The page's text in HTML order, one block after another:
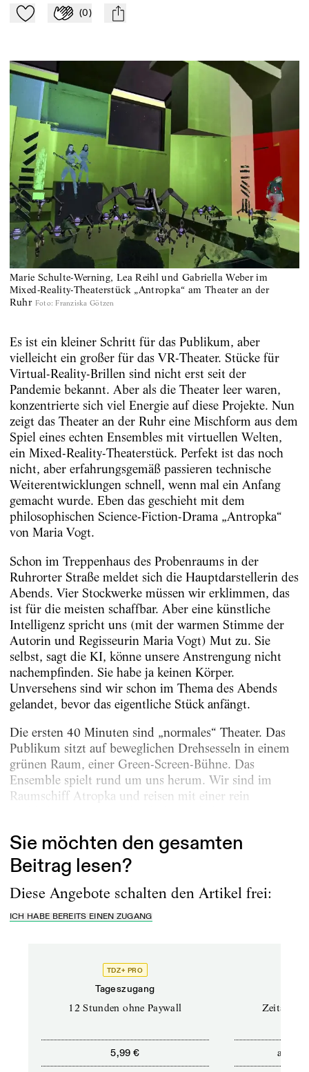
Zu Mein-TdZ hinzufügen
Applaudieren
(0) mail
Marie Schulte-Werning, Lea Reihl und Gabriella Weber im
Mixed-Reality-Theaterstück „Antropka“ am Theater an der
Ruhr Foto: Franziska Götzen
Es ist ein kleiner Schritt für das Publikum, aber
vielleicht ein großer für das VR-Theater. Stücke für
Virtual-Reality-Brillen sind nicht erst seit der
Pandemie bekannt. Aber als die Theater leer waren,
konzentrierte sich viel Energie auf diese Projekte. Nun
zeigt das Theater an der Ruhr eine Mischform aus dem
Spiel eines echten Ensembles mit virtuellen Welten,
ein Mixed-Reality-Theaterstück. Perfekt ist das noch
nicht, aber erfahrungsgemäß passieren technische
Weiterentwicklungen schnell, wenn mal ein Anfang
gemacht wurde. Eben das geschieht mit dem
philosophischen Science-Fiction-Drama „Antropka“
von Maria Vogt.
Schon im Treppenhaus des Probenraums in der
Ruhrorter Straße meldet sich die Hauptdarstellerin des
Abends. Vier Stockwerke müssen wir erklimmen, das
ist für die meisten schaffbar. Aber eine künstliche
Intelligenz spricht uns (mit der warmen Stimme der
Autorin und Regisseurin Maria Vogt) Mut zu. Sie
selbst, sagt die KI, könne unsere Anstrengung nicht
nachempfinden. Sie habe ja keinen Körper.
Unversehens sind wir schon im Thema des Abends
gelandet, bevor das eigentliche Stück anfängt.
Die ersten 40 Minuten sind „normales“ Theater. Das
Publikum sitzt auf beweglichen Drehsesseln in einem
grünen Raum, einer Green-Screen-Bühne. Das
Ensemble spielt rund um uns herum. Wir sind im
Raumschiff Atropka und reisen mit einer rein
Sie möchten den gesamten
Beitrag lesen?
Diese Angebote schalten den Artikel frei:
ICH HABE BEREITS EINEN ZUGANG
TDZ+ PRO
Tageszugang
12 Stunden ohne Paywall
5,99 € ab